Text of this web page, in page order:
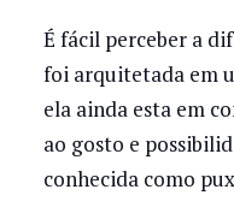
É fácil perceber a
foi arquitetada em
ela ainda esta em
ao gosto e
conhecida como